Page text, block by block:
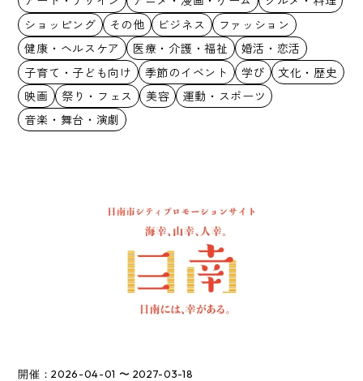
ショッピング
その他 ビジネス
ファッション
健康・ヘルスケア
医療・介護・福祉
婚活・恋活
子育て・子ども向け
季節のイベント 学び
文化・歴史
映画
祭り・フェス 美容
運動・スポーツ
音楽・舞台・演劇
開催：2026-04-01 〜 2027-03-18